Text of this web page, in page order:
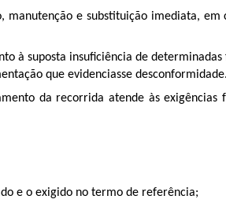
e substituição imediata,
à suposta insuficiência de
que evidenciasse desconformidade.
da recorrida atende às exigências
e o exigido no termo de referência;